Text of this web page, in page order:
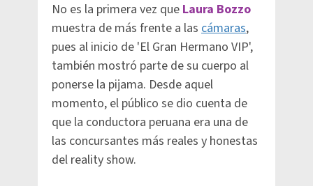
No es la primera vez que Laura Bozzo
muestra de más frente a las cámaras,
pues al inicio de 'El Gran Hermano VIP',
también mostró parte de su cuerpo al
ponerse la pijama. Desde aquel
momento, el público se dio cuenta de
que la conductora peruana era una de
las concursantes más reales y honestas
del reality show.